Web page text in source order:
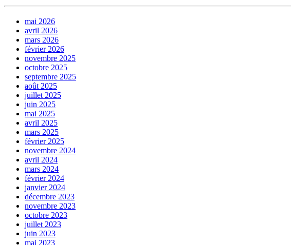
mai 2026
avril 2026
mars 2026
février 2026
novembre 2025
octobre 2025
septembre 2025
août 2025
juillet 2025
juin 2025
mai 2025
avril 2025
mars 2025
février 2025
novembre 2024
avril 2024
mars 2024
février 2024
janvier 2024
décembre 2023
novembre 2023
octobre 2023
juillet 2023
juin 2023
mai 2023